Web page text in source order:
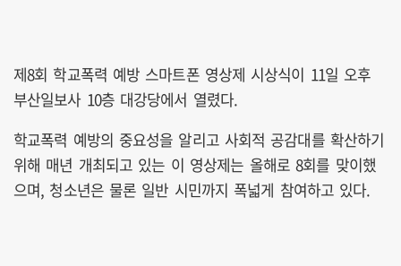
제8회 학교폭력 예방 스마트폰 영상제 시상식이 11일 오후
부산일보사 10층 대강당에서 열렸다.
학교폭력 예방의 중요성을 알리고 사회적 공감대를 확산하기
위해 매년 개최되고 있는 이 영상제는 올해로 8회를 맞이했
으며, 청소년은 물론 일반 시민까지 폭넓게 참여하고 있다.